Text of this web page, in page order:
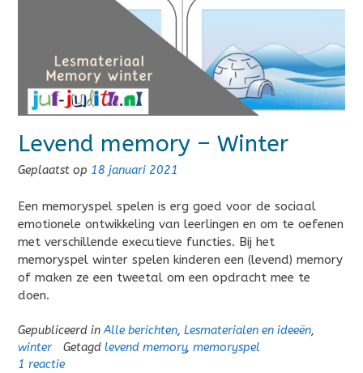
Levend memory – Winter
Geplaatst op 18 januari 2021
Een memoryspel spelen is erg goed voor de sociaal
emotionele ontwikkeling van leerlingen en om te oefenen
met verschillende executieve functies. Bij het
memoryspel winter spelen kinderen een (levend) memory
of maken ze een tweetal om een opdracht mee te
doen.
Gepubliceerd inAlle berichten, Lesmaterialen en ideeën,
winter
Getagd levend memory, memoryspel
1 reactie